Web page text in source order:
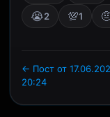
😭2 💯1
← Пост от
20:24